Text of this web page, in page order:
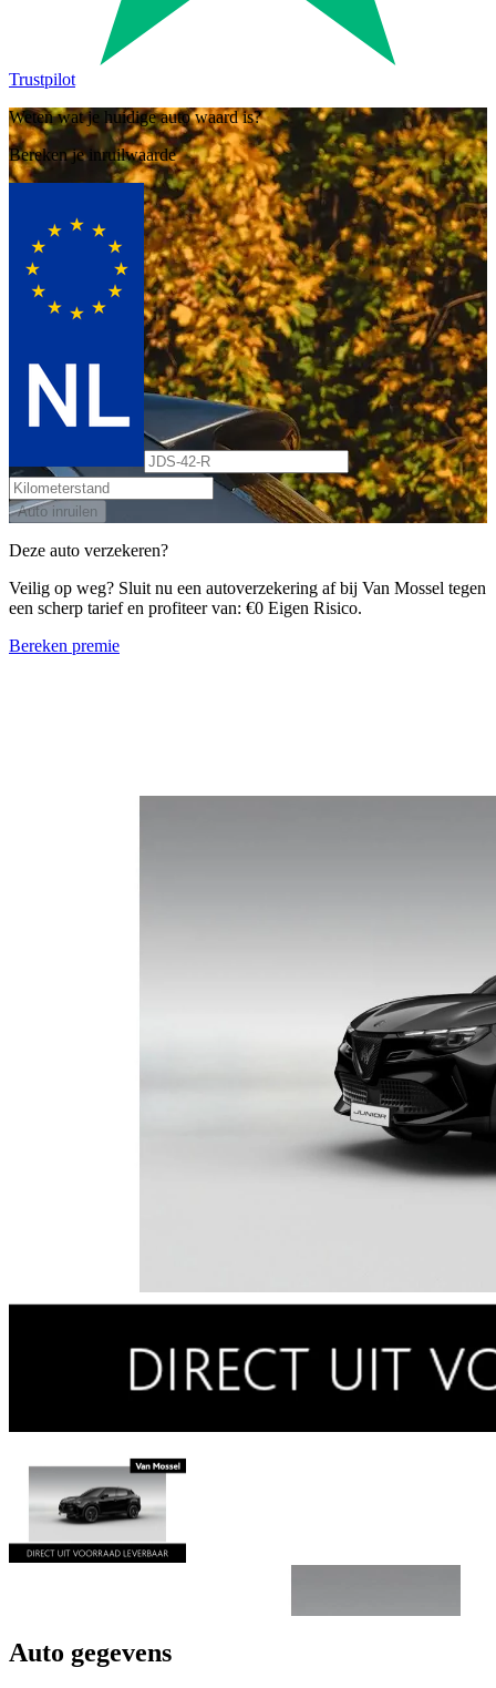
Trustpilot
Weten wat je huidige auto waard is?
Bereken je inruilwaarde
Auto inruilen
Deze auto verzekeren?
Veilig op weg? Sluit nu een autoverzekering af bij Van Mossel tegen
een scherp tarief en profiteer van: €0 Eigen Risico.
Bereken premie
Auto gegevens